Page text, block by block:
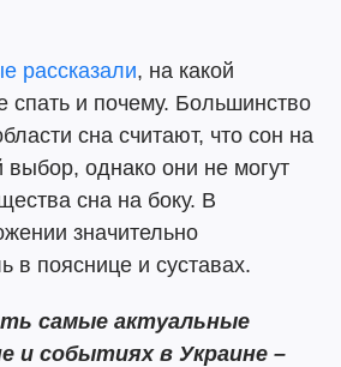
рассказали, на какой
спать и почему. Большинство
сна считают, что сон на
однако они не могут
сна на боку. В
значительно
в пояснице и суставах.
самые актуальные
и событиях в Украине –